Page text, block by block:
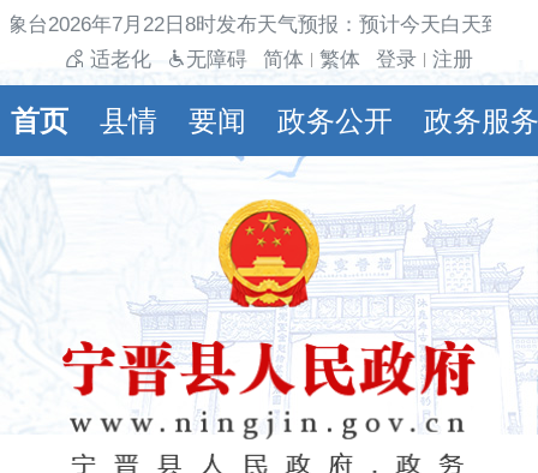
台2026年7月22日8时发布天气预报：预计今天白天到
适老化
无障碍 简体 繁体 登录 注册
首页 县情 要闻 政务公开 政务服务